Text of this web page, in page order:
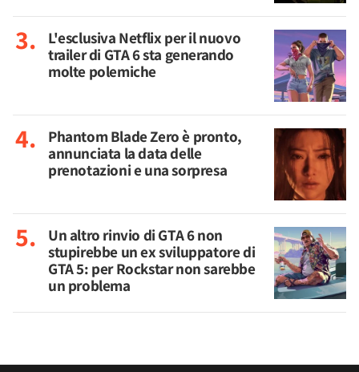
L'esclusiva Netflix per il nuovo
trailer di GTA 6 sta generando
molte polemiche
Phantom Blade Zero è pronto,
annunciata la data delle
prenotazioni e una sorpresa
Un altro rinvio di GTA 6 non
stupirebbe un ex sviluppatore di
GTA 5: per Rockstar non sarebbe
un problema